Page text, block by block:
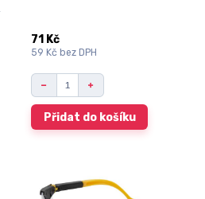
71 Kč
59 Kč bez DPH
Přidat do košíku